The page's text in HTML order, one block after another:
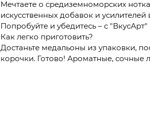
Мечтаете о средиземноморских
искусственных добавок и усилителей
Попробуйте и убедитесь – с
Как легко приготовить?
Достаньте медальоны из упаковки,
корочки. Готово! Ароматные, сочные